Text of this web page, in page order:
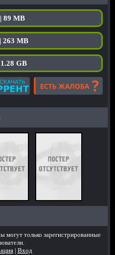
89 MB
263 MB
GB
могут только зарегистрированные
| Вход